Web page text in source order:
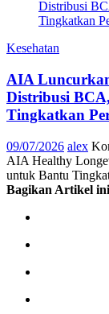
Kesehatan
AIA
Distribusi
Tingkatkan
09/07/2026 alex
AIA Healthy
untuk Bantu
Bagikan Artikel ini